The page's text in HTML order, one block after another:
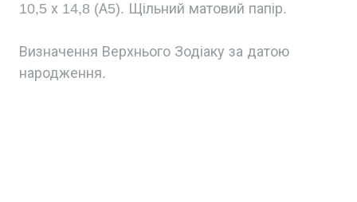
10,5 х 14,8 (А5). Щільний матовий папір.
Визначення Верхнього Зодіаку за датою
народження.